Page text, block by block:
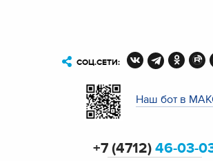
СОЦ.СЕТИ:
Наш бот в
+7 (4712)46-03-